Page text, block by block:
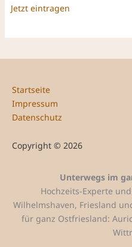
Jetzt eintragen
Startseite
Impressum
Datenschutz
Copyright © 2026
Unterwegs im
Hochzeits-Experte
Wilhelmshaven, Friesland
für ganz Ostfriesland: